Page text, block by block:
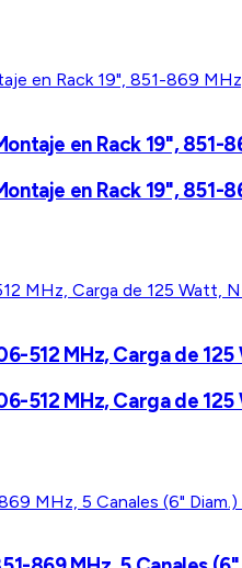
en Rack 19", 851-
en Rack 19", 851-
512 MHz, Carga de 125
512 MHz, Carga de 125